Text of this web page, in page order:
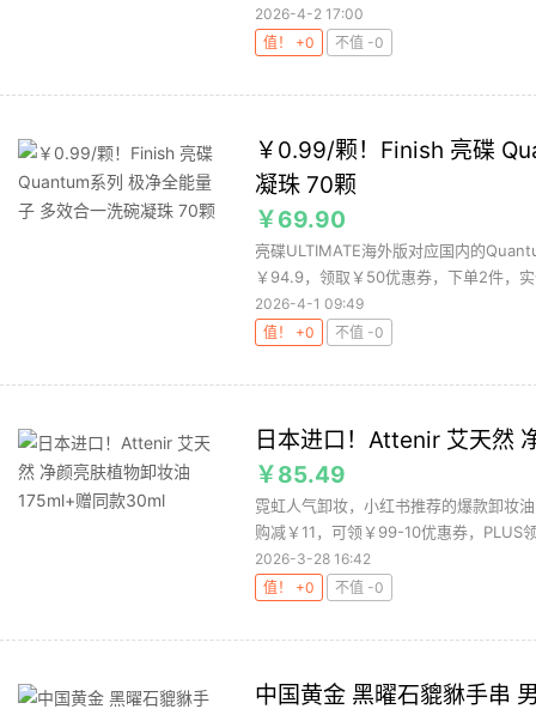
2026-4-2 17:00
值！ +0
不值 -0
￥0.99/颗！Finish 亮碟
凝珠 70颗
￥69.90
亮碟ULTIMATE海外版对应国内的
￥94.9，领取￥50优惠券，下单2件，
2026-4-1 09:49
值！ +0
不值 -0
日本进口！Attenir 艾天然
￥85.49
霓虹人气卸妆，小红书推荐的爆款卸妆
购减￥11，可领￥99-10优惠券，PLUS
2026-3-28 16:42
值！ +0
不值 -0
中国黄金 黑曜石貔貅手串